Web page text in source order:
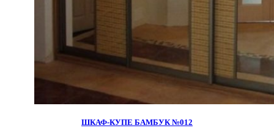
ШКАФ-КУПЕ БАМБУК №012